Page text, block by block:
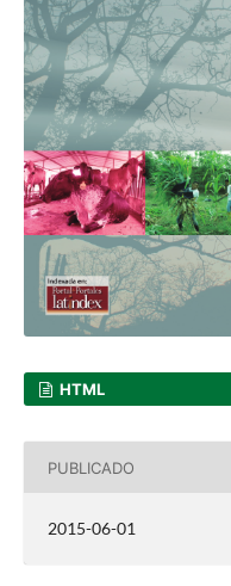
HTML
PUBLICADO
2015-06-01